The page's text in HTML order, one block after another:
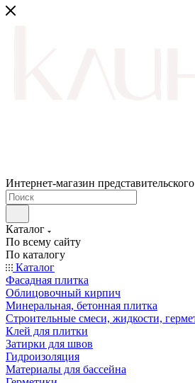
Интернет-магазин представительского
Каталог
По всему сайту
По каталогу
Каталог
Фасадная плитка
Облицовочный кирпич
Минеральная, бетонная плитка
Строительные смеси, жидкости,
Клей для плитки
Затирки для швов
Гидроизоляция
Материалы для бассейна